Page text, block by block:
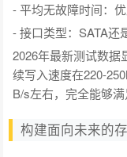
- 平均无故障时间：
- 接口类型：SATA还
2026年最新测试数据
续写入速度在220-
B/s左右，完全能够满
构建面向未来的